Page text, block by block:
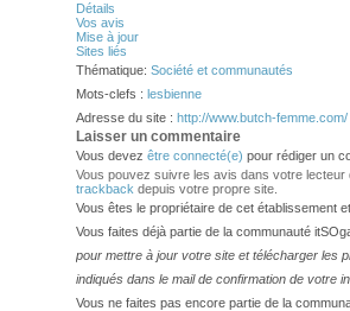
Détails
Vos avis
Mise à jour
Sites liés
Thématique: Société et communautés
Mots-clefs : lesbienne
Adresse du site : http://www.butch-femme.com/
Laisser un commentaire
Vous devez être connecté(e) pour rédiger un
Vous pouvez suivre les avis dans votre lecteur
trackback depuis votre propre site.
Vous êtes le propriétaire de cet établissement
Vous faites déjà partie de la communauté
pour mettre à jour votre site et télécharger les
indiqués dans le mail de confirmation de votre
Vous ne faites pas encore partie de la